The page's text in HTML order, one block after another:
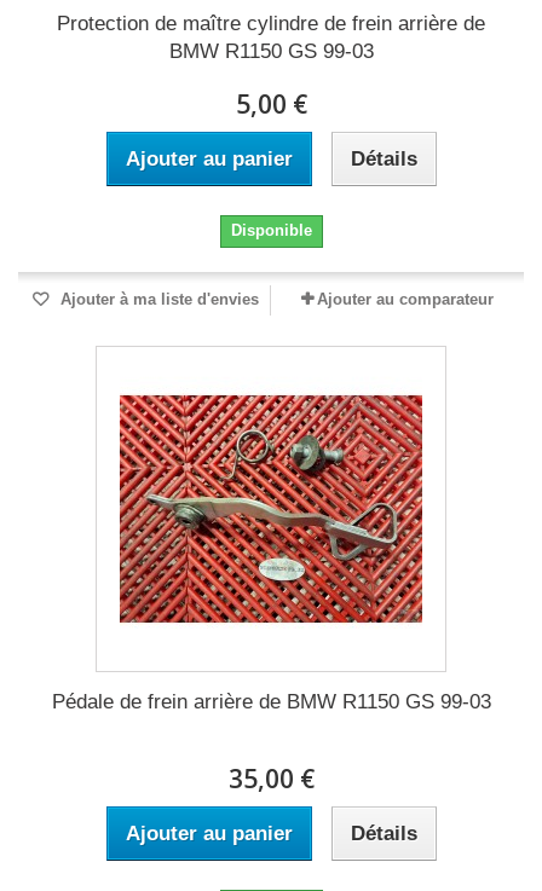
Protection de maître cylindre de frein arrière de
BMW R1150 GS 99-03
5,00 €
Ajouter au panier Détails
Disponible
Ajouter à ma liste d'envies Ajouter au comparateur
Pédale de frein arrière de BMW R1150 GS 99-03
35,00 €
Ajouter au panier Détails